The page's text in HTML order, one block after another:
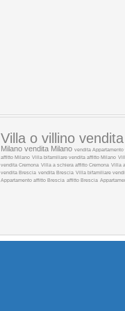
Villa o villino
Milano vendita Milano vendita
affitto Milano Villa bifamiliare vendita affitto Milano
vendita Cremona Villa a schiera affitto Cremona Villa
vendita Brescia vendita Brescia Villa bifamiliare
Appartamento affitto Brescia affitto Brescia